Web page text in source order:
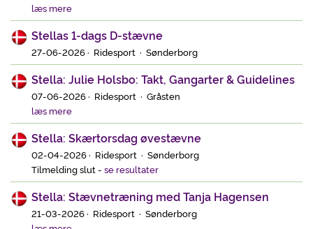
læs mere
Stellas 1-dags D-stævne
27-06-2026 · Ridesport · Sønderborg
Stella: Julie Holsbo: Takt, Gangarter & Guidelines
07-06-2026 · Ridesport · Gråsten
læs mere
Stella: Skærtorsdag øvestævne
02-04-2026 · Ridesport · Sønderborg
Tilmelding slut - se resultater
Stella: Stævnetræning med Tanja Hagensen
21-03-2026 · Ridesport · Sønderborg